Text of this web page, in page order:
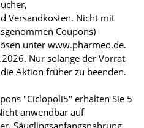
Versandkosten. Nicht mit
Coupons)
unter www.pharmeo.de.
Nur solange der Vorrat
Aktion früher zu beenden.
"Ciclopoli5" erhalten Sie 5
anwendbar auf